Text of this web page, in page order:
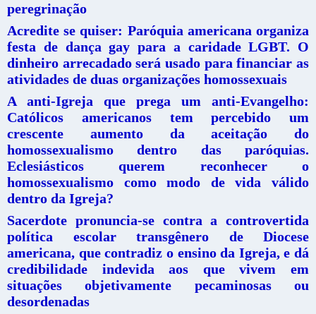
peregrinação
Acredite se quiser: Paróquia americana organiza
festa de dança gay para a caridade LGBT. O
dinheiro arrecadado será usado para financiar as
atividades de duas organizações homossexuais
A anti-Igreja que prega um anti-Evangelho:
Católicos americanos tem percebido um
crescente aumento da aceitação do
homossexualismo dentro das paróquias.
Eclesiásticos querem reconhecer o
homossexualismo como modo de vida válido
dentro da Igreja?
Sacerdote pronuncia-se contra a controvertida
política escolar transgênero de Diocese
americana, que contradiz o ensino da Igreja, e dá
credibilidade indevida aos que vivem em
situações objetivamente pecaminosas ou
desordenadas